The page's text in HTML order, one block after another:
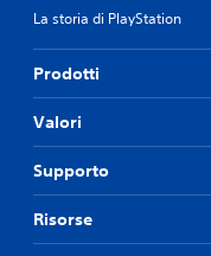
La storia di PlayStation
Prodotti
Valori
Supporto
Risorse